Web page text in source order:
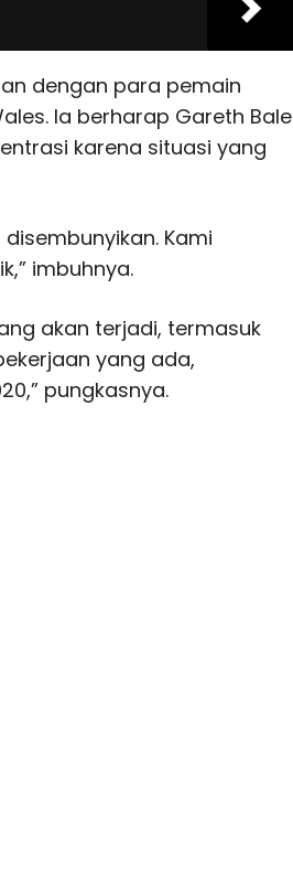
dengan para pemain
Ia berharap Gareth Bale
karena situasi yang
Kami
imbuhnya.
akan terjadi, termasuk
yang ada,
pungkasnya.